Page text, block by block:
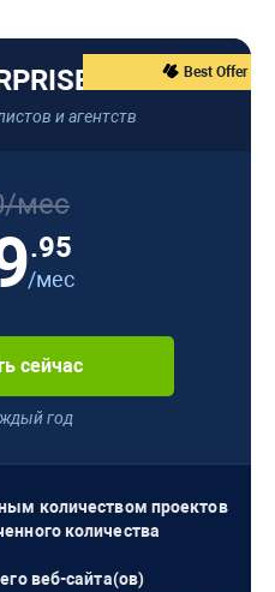
Best Offer
и агентств
мес
.95
/мес
сейчас
год
количеством проектов
количества
веб-сайта(ов)